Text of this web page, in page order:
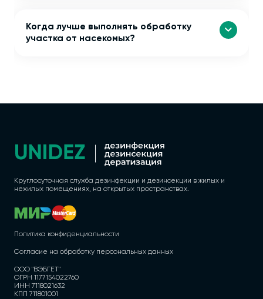
Когда лучше выполнять обработку
участка от насекомых?
Круглосуточная служба дезинфекции и дезинсекции в жилых и
нежилых помещениях, на открытых пространствах.
Политика конфиденциальности
Согласие на обработку персональных данных
ООО "ВЭБГЕТ"
ОГРН 1177154022760
ИНН 7118021632
КПП 711801001